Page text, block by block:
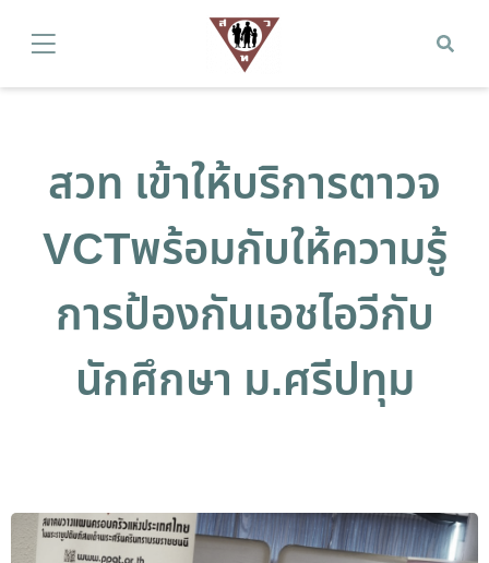
สวท เข้าให้บริการตาวจ
VCTพร้อมกับให้ความรู้
การป้องกันเอชไอวีกับ
นักศึกษา ม.ศรีปทุม